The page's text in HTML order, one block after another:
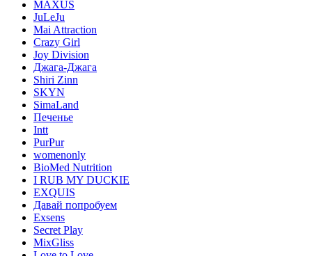
MAXUS
JuLeJu
Mai Attraction
Crazy Girl
Joy Division
Джага-Джага
Shiri Zinn
SKYN
SimaLand
Печенье
Intt
PurPur
womenonly
BioMed Nutrition
I RUB MY DUCKIE
EXQUIS
Давай попробуем
Exsens
Secret Play
MixGliss